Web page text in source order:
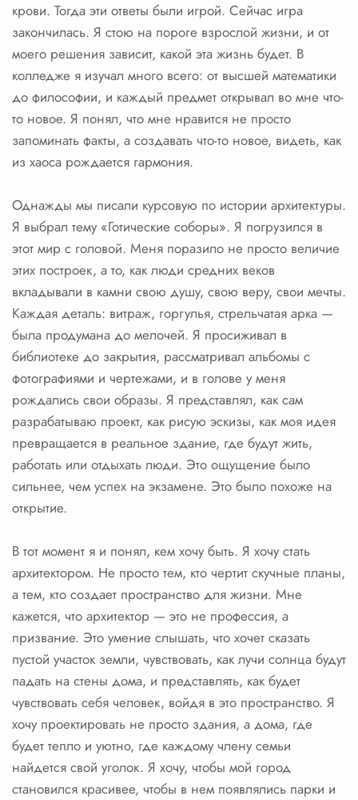
крови. Тогда эти ответы были игрой. Сейчас игра
закончилась. Я стою на пороге взрослой жизни, и от
моего решения зависит, какой эта жизнь будет. В
колледже я изучал много всего: от высшей математики
до философии, и каждый предмет открывал во мне что-
то новое. Я понял, что мне нравится не просто
запоминать факты, а создавать что-то новое, видеть, как
из хаоса рождается гармония.
Однажды мы писали курсовую по истории архитектуры.
Я выбрал тему «Готические соборы». Я погрузился в
этот мир с головой. Меня поразило не просто величие
этих построек, а то, как люди средних веков
вкладывали в камни свою душу, свою веру, свои мечты.
Каждая деталь: витраж, горгулья, стрельчатая арка —
была продумана до мелочей. Я просиживал в
библиотеке до закрытия, рассматривал альбомы с
фотографиями и чертежами, и в голове у меня
рождались свои образы. Я представлял, как сам
разрабатываю проект, как рисую эскизы, как моя идея
превращается в реальное здание, где будут жить,
работать или отдыхать люди. Это ощущение было
сильнее, чем успех на экзамене. Это было похоже на
открытие.
В тот момент я и понял, кем хочу быть. Я хочу стать
архитектором. Не просто тем, кто чертит скучные планы,
а тем, кто создает пространство для жизни. Мне
кажется, что архитектор — это не профессия, а
призвание. Это умение слышать, что хочет сказать
пустой участок земли, чувствовать, как лучи солнца будут
падать на стены дома, и представлять, как будет
чувствовать себя человек, войдя в это пространство. Я
хочу проектировать не просто здания, а дома, где
будет тепло и уютно, где каждому члену семьи
найдется свой уголок. Я хочу, чтобы мой город
становился красивее, чтобы в нем появлялись парки и